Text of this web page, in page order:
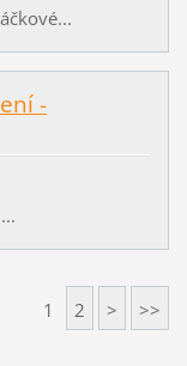
-
1 2 > >>